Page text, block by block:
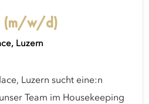
(m/w/d)
Luzern
Luzern sucht eine:n
Team im Housekeeping